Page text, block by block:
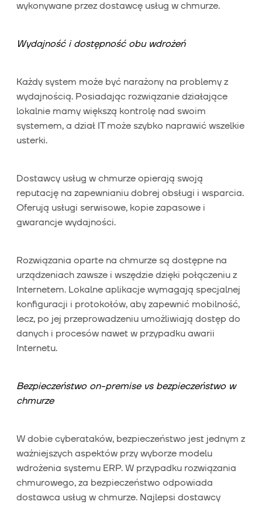
wykonywane przez dostawcę usług w chmurze.
Wydajność i dostępność obu wdrożeń
Każdy system może być narażony na problemy z
wydajnością. Posiadając rozwiązanie działające
lokalnie mamy większą kontrolę nad swoim
systemem, a dział IT może szybko naprawić wszelkie
usterki.
Dostawcy usług w chmurze opierają swoją
reputację na zapewnianiu dobrej obsługi i wsparcia.
Oferują usługi serwisowe, kopie zapasowe i
gwarancje wydajności.
Rozwiązania oparte na chmurze są dostępne na
urządzeniach zawsze i wszędzie dzięki połączeniu z
Internetem. Lokalne aplikacje wymagają specjalnej
konfiguracji i protokołów, aby zapewnić mobilność,
lecz, po jej przeprowadzeniu umożliwiają dostęp do
danych i procesów nawet w przypadku awarii
Internetu.
Bezpieczeństwo on-premise vs bezpieczeństwo w
chmurze
W dobie cyberataków, bezpieczeństwo jest jednym z
ważniejszych aspektów przy wyborze modelu
wdrożenia systemu ERP. W przypadku rozwiązania
chmurowego, za bezpieczeństwo odpowiada
dostawca usług w chmurze. Najlepsi dostawcy